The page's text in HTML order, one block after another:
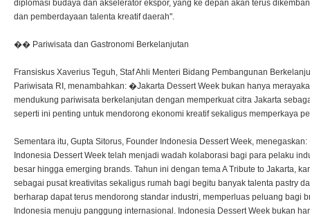
diplomasi budaya dan akselerator ekspor, yang ke depan akan terus
dan pemberdayaan talenta kreatif daerah".
�� Pariwisata dan Gastronomi Berkelanjutan
Fransiskus Xaverius Teguh, Staf Ahli Menteri Bidang Pembangunan
Pariwisata RI, menambahkan: �Jakarta Dessert Week bukan hanya
mendukung pariwisata berkelanjutan dengan memperkuat citra Jakarta
seperti ini penting untuk mendorong ekonomi kreatif sekaligus memperkaya
Sementara itu, Gupta Sitorus, Founder Indonesia Dessert Week,
Indonesia Dessert Week telah menjadi wadah kolaborasi bagi para pelaku
besar hingga emerging brands. Tahun ini dengan tema A Tribute to Jakarta,
sebagai pusat kreativitas sekaligus rumah bagi begitu banyak talenta pastry
berharap dapat terus mendorong standar industri, memperluas peluang bagi
Indonesia menuju panggung internasional. Indonesia Dessert Week bukan